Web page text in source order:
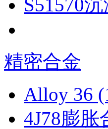
S51570
精密合金
Alloy 36
4J78膨胀